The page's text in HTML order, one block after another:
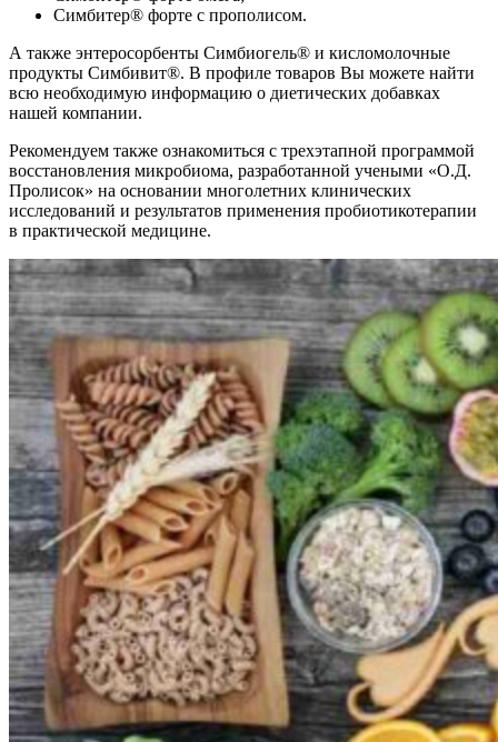
Симбитер® форте с прополисом.
А также энтеросорбенты Симбиогель® и кисломолочные
продукты Симбивит®. В профиле товаров Вы можете найти
всю необходимую информацию о диетических добавках
нашей компании.
Рекомендуем также ознакомиться с трехэтапной программой
восстановления микробиома, разработанной учеными «О.Д.
Пролисок» на основании многолетних клинических
исследований и результатов применения пробиотикотерапии
в практической медицине.